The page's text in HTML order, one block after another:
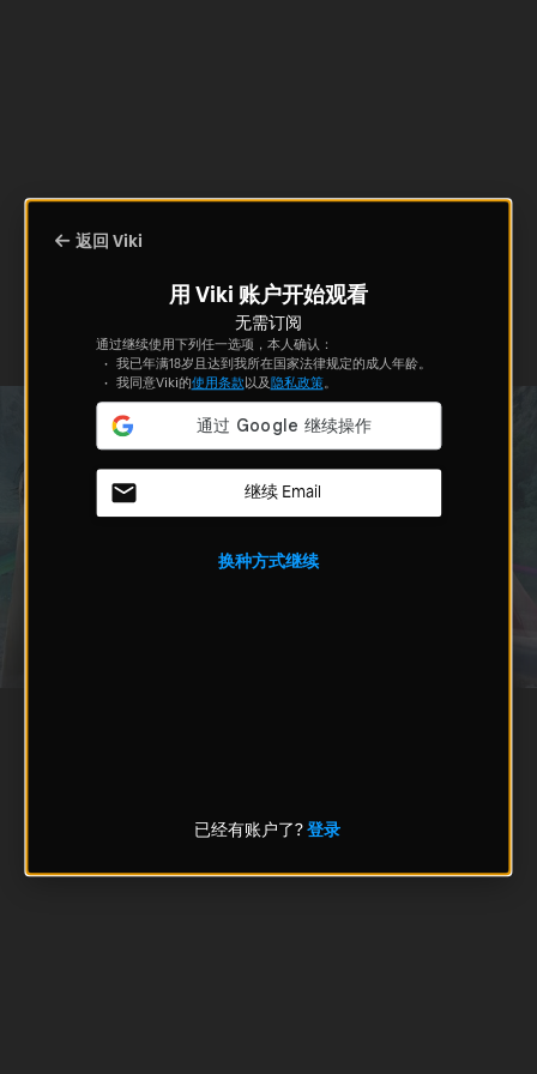
返回 Viki
用 Viki 账户开始观看
无需订阅
通过继续使用下列任一选项，本人确认：
我已年满18岁且达到我所在国家法律规定的成人年龄。
我同意Viki的使用条款以及隐私政策。
继续 Email
换种方式继续
已经有账户了?登录